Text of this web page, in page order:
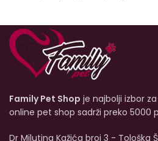
pse sa osjetljivim želucem
i može izbjeći probleme sa
probavom. 72% svježeg
mesa u kombinaciji s
visokokvalitetnim lanenim
kožu kose nudi savršeno
rješenje za prirodnu
Dostupna veličina od
Family Pet Shop je najbolji izbor
online pet shop sadrži preko 5000
Dr Milutina Kažića broj 3 - Tološka